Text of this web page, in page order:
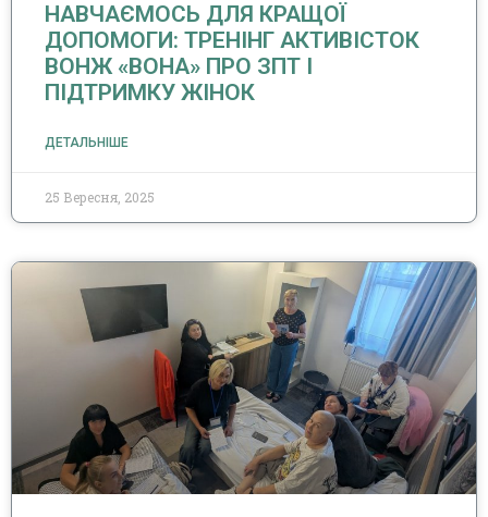
НАВЧАЄМОСЬ ДЛЯ КРАЩОЇ
ДОПОМОГИ: ТРЕНІНГ АКТИВІСТОК
ВОНЖ «ВОНА» ПРО ЗПТ І
ПІДТРИМКУ ЖІНОК
ДЕТАЛЬНІШЕ
25 Вересня, 2025